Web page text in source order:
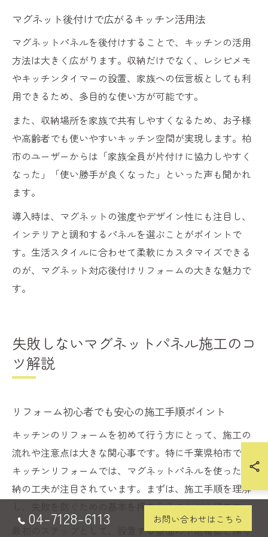
マグネット後付けで広がるキッチン活用法
マグネットパネルを後付けすることで、キッチンの活用
方法は大きく広がります。収納だけでなく、レシピメモ
やキッチンタイマーの設置、家族への伝言板としても利
用できるため、多目的な使い方が可能です。
また、収納場所を家族で共有しやすくなるため、お子様
や高齢者でも使いやすいキッチン空間が実現します。柏
市のユーザーからは「家族全員が片付けに協力しやすく
なった」「使い勝手が良くなった」といった声も聞かれ
ます。
導入時は、マグネットの強度やデザイン性にも注目し、
インテリアと調和するパネルを選ぶことがポイントで
す。生活スタイルに合わせて柔軟にカスタマイズできる
のが、マグネット対応後付けリフォームの大きな魅力で
す。
失敗しないマグネットパネル施工のコ
ツ解説
リフォーム初心者でも安心の施工手順ポイント
キッチンのリフォームを初めて行う方にとって、施工の
流れや注意点は大きな関心事です。特に千葉県柏市での
キッチンリフォームでは、マグネットパネルを使った収
納の工夫が注目されています。まずは、施工手順を理解
し、失敗を防ぐための基本を押さえることが大切です。
最初のステップとして、設置する壁面の下地確認と採寸
04-7128-6113 お問い合わせはこちら